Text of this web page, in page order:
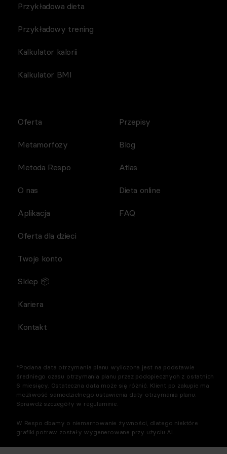
Przykładowa dieta
Przykładowy trening
Kalkulator kalorii
Kalkulator BMI
Oferta
Metamorfozy
Metoda Respo
O nas
Aplikacja
Przepisy
Blog
Atlas
Dieta online
FAQ
Oferta dla dzieci
Twoje konto
Sklep 📦
Kariera
Kontakt
*Podana data otrzymania planu wyliczona jest na podstawie
średniego czasu otrzymania planu przez podopiecznych z ostatnich
6 miesięcy. Ostateczna data może się różnić. Klient po zakupie ma
możliwość samodzielnego ustawienia daty otrzymania planu.
Sprawdź szczegóły w regulaminie.
W Respo dbamy o niemarnowanie żywności, dlatego niektóre
grafiki potraw zostały wygenerowane przy użyciu AI.